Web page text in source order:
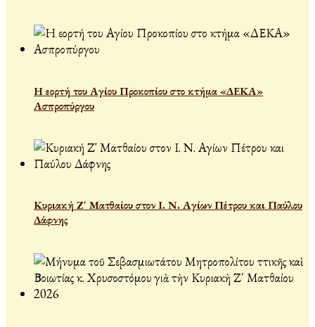
Η εορτή του Αγίου Προκοπίου στο κτήμα «ΔΕΚΑ»
Ασπροπύργου
Κυριακή Ζ' Ματθαίου στον Ι. Ν. Αγίων Πέτρου και Παύλου
Δάφνης